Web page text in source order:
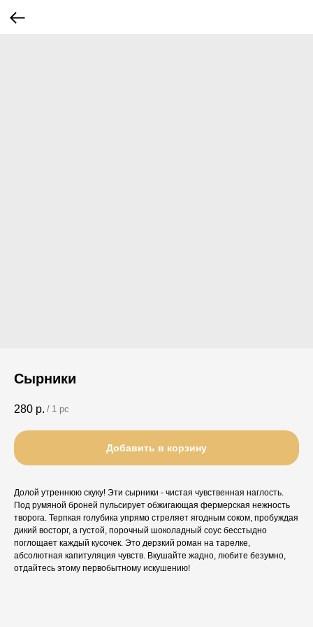
Сырники
280 р. / 1 pc
Добавить в корзину
Долой утреннюю скуку! Эти сырники - чистая чувственная наглость.
Под румяной броней пульсирует обжигающая фермерская нежность
творога. Терпкая голубика упрямо стреляет ягодным соком, пробуждая
дикий восторг, а густой, порочный шоколадный соус бесстыдно
поглощает каждый кусочек. Это дерзкий роман на тарелке,
абсолютная капитуляция чувств. Вкушайте жадно, любите безумно,
отдайтесь этому первобытному искушению!